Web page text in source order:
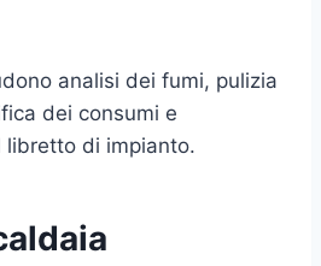
analisi dei fumi, pulizia
dei consumi e
libretto di impianto.